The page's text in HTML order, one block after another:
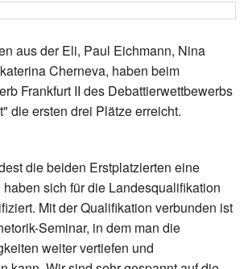
aus der Eli, Paul Eichmann, Nina
Cherneva, haben beim
Frankfurt II des Debattierwettbewerbs
die ersten drei Plätze erreicht.
die beiden Erstplatzierten eine
sich für die Landesqualifikation
Mit der Qualifikation verbunden ist
Seminar, in dem man die
weiter vertiefen und